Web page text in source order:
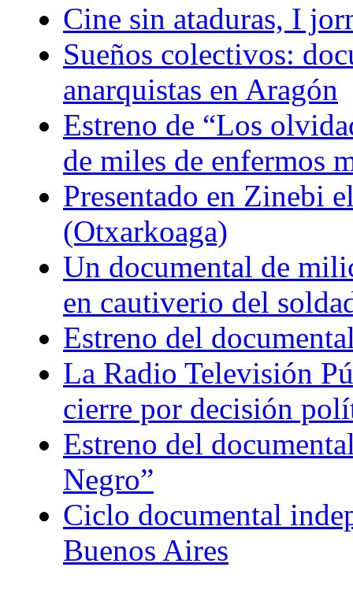
Cine sin ataduras, I
Sueños colectivos:
anarquistas en Aragón
Estreno de “Los
de miles de enfermos
Presentado en Zinebi
(Otxarkoaga)
Un documental de
en cautiverio del
Estreno del
La Radio Televisión
cierre por decisión
Estreno del
Negro”
Ciclo documental
Buenos Aires